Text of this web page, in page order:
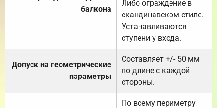
балкона
Либо ограждение в
скандинавском стиле.
Устанавливаются
ступени у входа.
Допуск на геометрические
параметры
Составляет +/- 50 мм
по длине с каждой
стороны.
По всему периметру